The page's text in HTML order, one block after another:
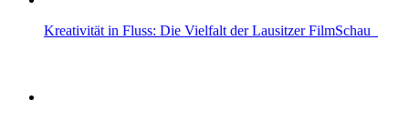
Kreativität in Fluss: Die Vielfalt der Lausitzer FilmSchau